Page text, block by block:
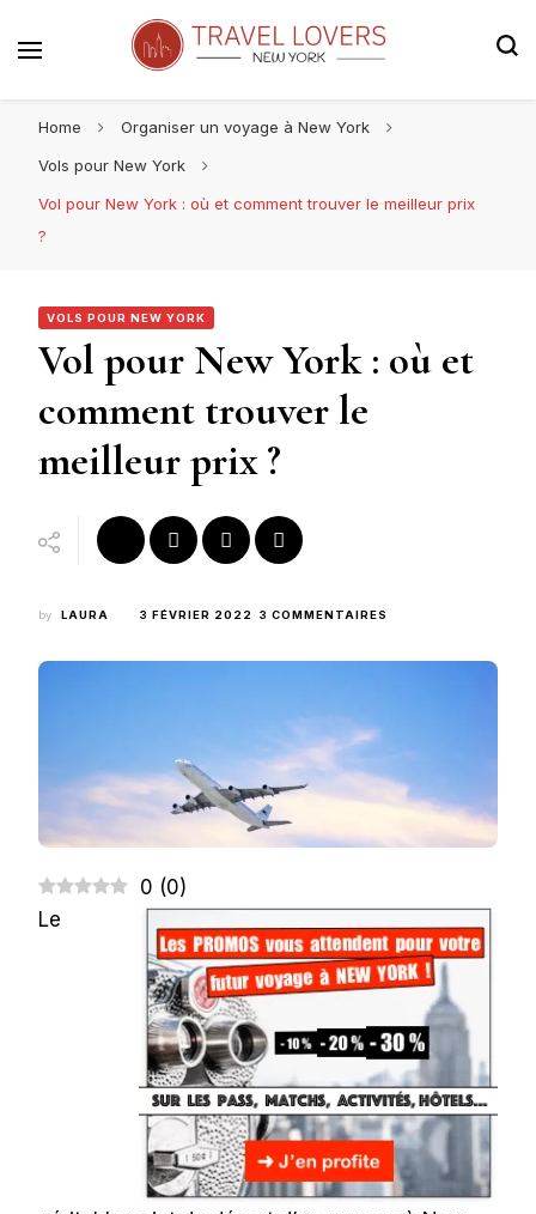
Home
Organiser un voyage à New York
Vols pour New York
Vol pour New York : où et comment trouver le meilleur prix
?
VOLS POUR NEW YORK
Vol pour New York : où et
comment trouver le
meilleur prix ?
by LAURA 3 FÉVRIER 2022 3 COMMENTAIRES
COMMENT
TROUVER
0 (0)
Le